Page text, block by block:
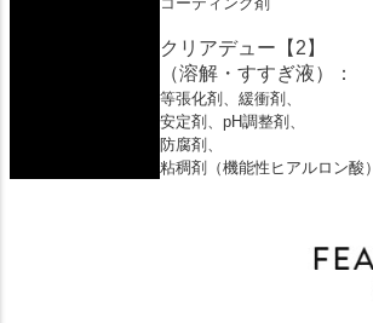
クリアデュー【2】
（溶解・すすぎ液）：
等張化剤、緩衝剤、
安定剤、pH調整剤、
防腐剤、
粘稠剤（機能性ヒアルロン酸）